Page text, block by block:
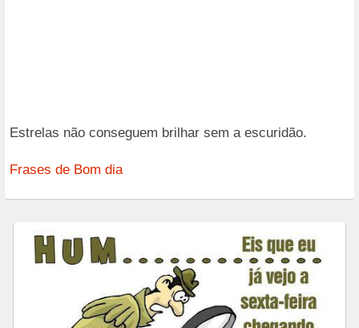
Estrelas não conseguem brilhar sem a escuridão.
Frases de Bom dia